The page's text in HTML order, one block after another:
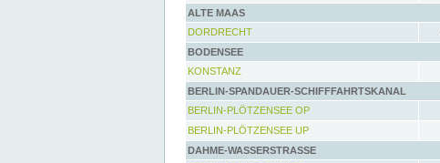
ALTE MAAS
DORDRECHT
BODENSEE
KONSTANZ
BERLIN-SPANDAUER-SCHIFFFAHRTSKANAL
BERLIN-PLÖTZENSEE OP
BERLIN-PLÖTZENSEE UP
DAHME-WASSERSTRASSE